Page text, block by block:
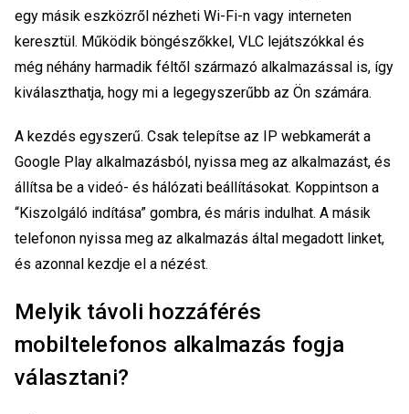
egy másik eszközről nézheti Wi-Fi-n vagy interneten
keresztül. Működik böngészőkkel, VLC lejátszókkal és
még néhány harmadik féltől származó alkalmazással is, így
kiválaszthatja, hogy mi a legegyszerűbb az Ön számára.
A kezdés egyszerű. Csak telepítse az IP webkamerát a
Google Play alkalmazásból, nyissa meg az alkalmazást, és
állítsa be a videó- és hálózati beállításokat. Koppintson a
“Kiszolgáló indítása” gombra, és máris indulhat. A másik
telefonon nyissa meg az alkalmazás által megadott linket,
és azonnal kezdje el a nézést.
Melyik távoli hozzáférés
mobiltelefonos alkalmazás fogja
választani?